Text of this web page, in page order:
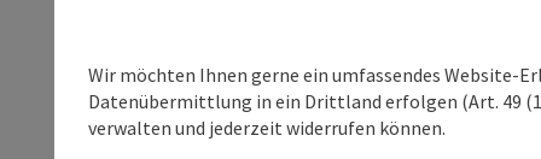
Wir möchten Ihnen gerne ein umfassendes Website-
Datenübermittlung in ein Drittland erfolgen (Art. 49
verwalten und jederzeit widerrufen können.